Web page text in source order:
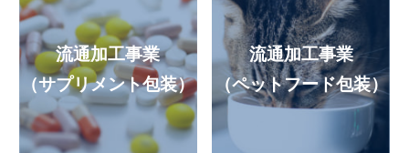
流通加工事業
（サプリメント包装）
流通加工事業
（ペットフード包装）